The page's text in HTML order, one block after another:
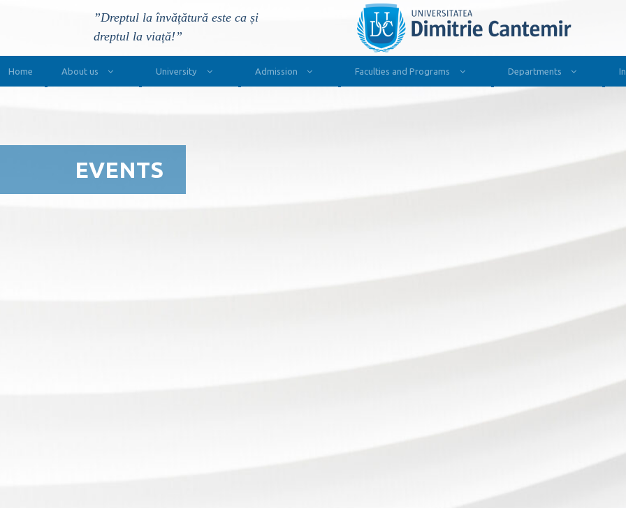
Main Navigation
”Dreptul la învățătură este ca și
dreptul la viață!”
Home About us University Admission Faculties and Programs Departments
EVENTS